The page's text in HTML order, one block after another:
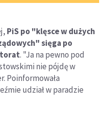
PiS po "klęsce w dużych
sięga po
. "Ja na pewno pod
nie pójdę w
Poinformowała
udział w paradzie